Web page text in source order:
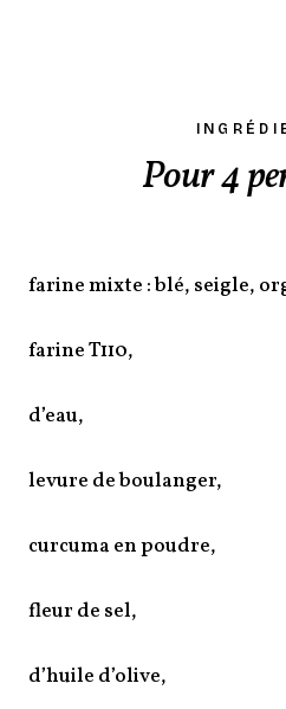
Pour 4
farine mixte : blé, seigle,
farine T110,
d’eau,
levure de boulanger,
curcuma en poudre,
fleur de sel,
d’huile d’olive,